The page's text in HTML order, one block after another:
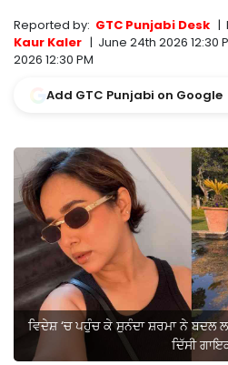
Reported by: GTC Punjabi Desk |
Kaur Kaler | June 24th 2026 12:30
2026 12:30 PM
Add GTC Punjabi on Google
ਵਿਦੇਸ਼ ‘ਚ ਪਹੁੰਚ ਕੇ ਸੁਨੰਦਾ ਸ਼ਰਮਾ ਨੇ
ਦਿੱਸੀ